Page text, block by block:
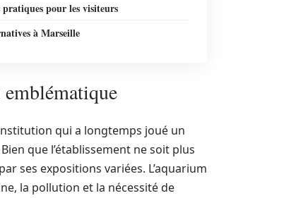
pour les visiteurs
à Marseille
qui a longtemps joué un
que l’établissement ne soit plus
ses expositions variées. L’aquarium
la pollution et la nécessité de